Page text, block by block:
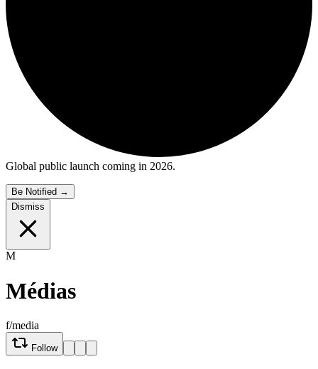
Global public launch coming in 2026.
Be Notified →
Dismiss
M
Médias
f/media
Follow